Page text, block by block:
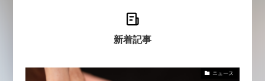
新着記事
ニュース